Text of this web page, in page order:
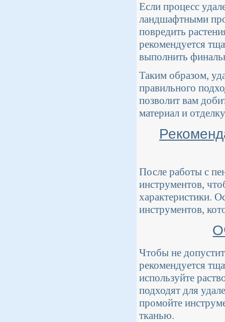
Если процесс
ландшафтными
повредить
рекомендуется
выполнить
Таким образом,
правильного
позволит вам
материал и
После работы с
инструментов,
характеристики.
инструментов,
Чтобы не
рекомендуется
используйте
подходят для
промойте
тканью.